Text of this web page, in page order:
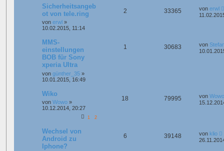
Sicherheitsangeb
ot von tele.ring
von erwl »
10.02.2015, 11:14
2 33365 von erwl
MMS-
einstellungen
BOB für Sony
xperia Ultra
von günther_35 »
10.01.2015, 16:49
1 30683 von
Wiko
von Wowo »
10.12.2014, 20:27
1 2
18 79995 von Wowo
Wechsel von
Android zu
Iphone?
6 39148 von klio